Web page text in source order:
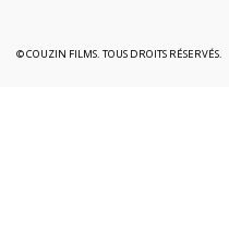
© COUZIN FILMS. TOUS DROITS RÉSERVÉS.